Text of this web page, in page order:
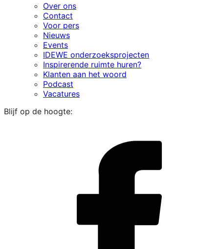
Over ons
Contact
Voor pers
Nieuws
Events
IDEWE onderzoeksprojecten
Inspirerende ruimte huren?
Klanten aan het woord
Podcast
Vacatures
Blijf op de hoogte: